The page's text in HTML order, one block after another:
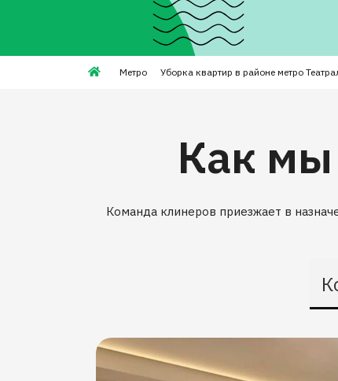
Метро Уборка квартир в районе метро
Как мы
Команда клинеров приезжает в